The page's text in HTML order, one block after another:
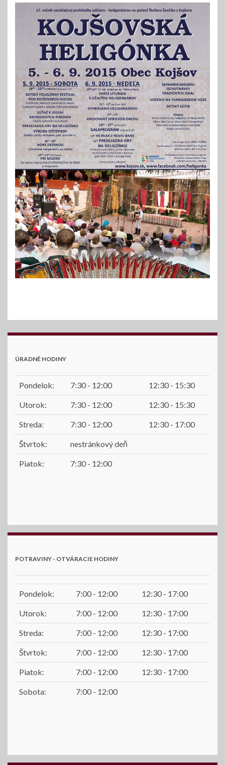
ÚRADNÉ HODINY
Pondelok: 7:30 - 12:00 12:30 - 15:30
Utorok: 7:30 - 12:00 12:30 - 15:30
Streda: 7:30 - 12:00 12:30 - 17:00
Štvrtok: nestránkový deň
Piatok: 7:30 - 12:00
POTRAVINY - OTVÁRACIE HODINY
Pondelok: 7:00 - 12:00 12:30 - 17:00
Utorok: 7:00 - 12:00 12:30 - 17:00
Streda: 7:00 - 12:00 12:30 - 17:00
Štvrtok: 7:00 - 12:00 12:30 - 17:00
Piatok: 7:00 - 12:00 12:30 - 17:00
Sobota: 7:00 - 12:00